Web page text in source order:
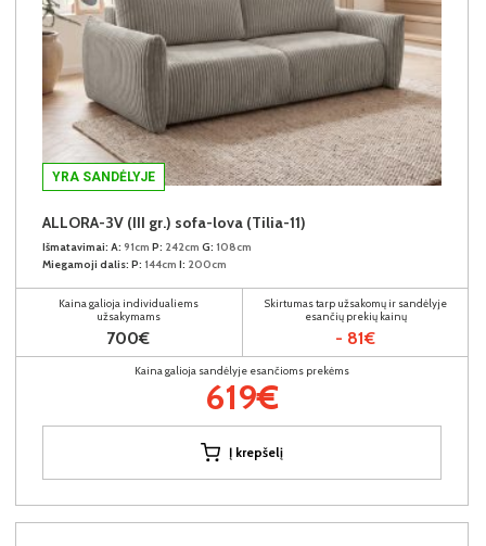
YRA SANDĖLYJE
ALLORA-3V (III gr.) sofa-lova (Tilia-11)
Išmatavimai: A: 91cm P: 242cm G: 108cm
Miegamoji dalis: P: 144cm I: 200cm
Kaina galioja individualiems
užsakymams
700€
Skirtumas tarp užsakomų ir sandėlyje
esančių prekių kainų
- 81€
Kaina galioja sandėlyje esančioms prekėms
619€
Į krepšelį